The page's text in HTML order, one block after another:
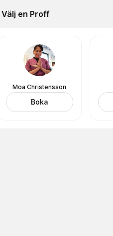
Välj en Proff
Moa Christensson
Boka